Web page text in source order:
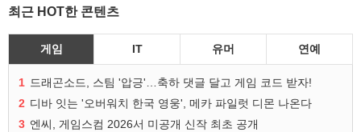
최근 HOT한 콘텐츠
게임 IT 유머 연예
1 드래곤소드, 스팀 '압긍'…축하 댓글 달고 게임 코드 받자!
2 디바 잇는 '오버워치 한국 영웅', 메카 파일럿 디몬 나온다
3 엔씨, 게임스컴 2026서 미공개 신작 최초 공개